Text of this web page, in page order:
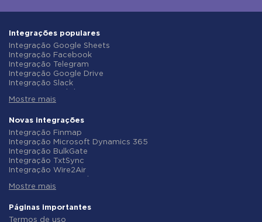
Integrações populares
Integração Google Sheets
Integração Facebook
Integração Telegram
Integração Google Drive
Integração Slack
Integração Gmail
Integração ClickUp
Integração Airtable
Integração Google Contacts
Integração OpenAI (ChatGPT)
Integração Instagram
Integração ActiveCampaign
Integração Typeform
Integração Salesforce CRM
Integração Notion
Mostre mais
Novas integrações
Integração Finmap
Integração Microsoft Dynamics 365
Integração BulkGate
Integração TxtSync
Integração Wire2Air
Integração Infobip
Integração AtomPark
Integração TXTImpact
Mostre mais
Páginas importantes
Termos de uso